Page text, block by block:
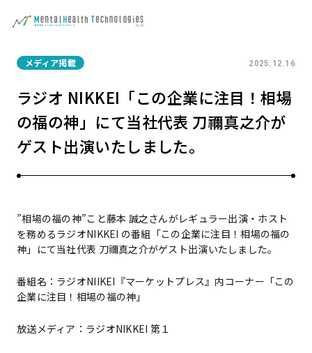
メディア掲載 2025.12.16
ラジオ NIKKEI「この企業に注目！相場
の福の神」にて当社代表 刀禰真之介が
ゲスト出演いたしました。
”相場の福の神”こと藤本 誠之さんがレギュラー出演・ホスト
を務めるラジオNIKKEI の番組「この企業に注目！相場の福の
神」にて当社代表 刀禰真之介がゲスト出演いたしました。
番組名：ラジオNIIKEI『マーケットプレス』内コーナー「この
企業に注目！相場の福の神」
放送メディア：ラジオNIKKEI 第１